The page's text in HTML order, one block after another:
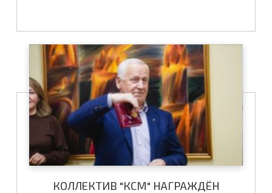
КОЛЛЕКТИВ "КСМ" НАГРАЖДЁН